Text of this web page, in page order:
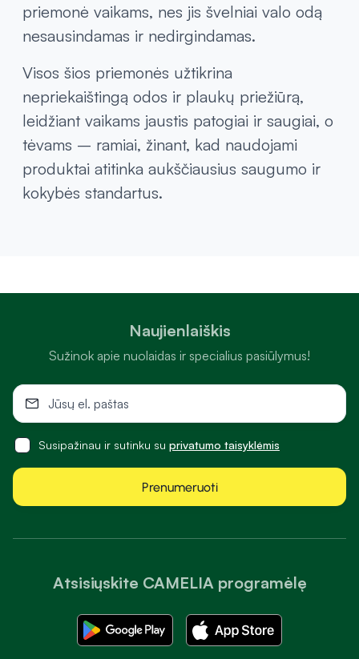
priemonė vaikams, nes jis švelniai valo odą
nesausindamas ir nedirgindamas.
Visos šios priemonės užtikrina
nepriekaištingą odos ir plaukų priežiūrą,
leidžiant vaikams jaustis patogiai ir saugiai, o
tėvams – ramiai, žinant, kad naudojami
produktai atitinka aukščiausius saugumo ir
kokybės standartus.
Atsisiųskite CAMELIA programėlę
Naujienlaiškis
Sužinok apie nuolaidas ir specialius pasiūlymus!
Susipažinau ir sutinku su privatumo taisyklėmis
Prenumeruoti